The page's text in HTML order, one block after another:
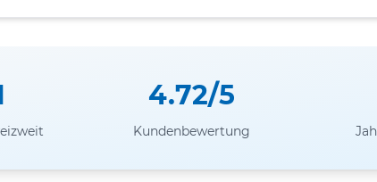
4.72/5
Kundenbewertung